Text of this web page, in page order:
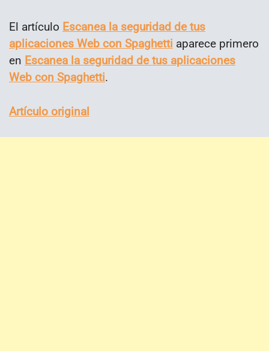
El artículo Escanea la seguridad de tus
aplicaciones Web con Spaghetti aparece primero
en Escanea la seguridad de tus aplicaciones
Web con Spaghetti.
Artículo original